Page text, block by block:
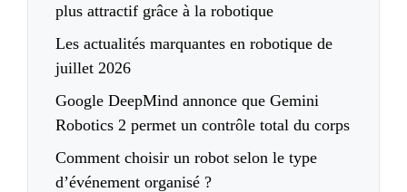
plus attractif grâce à la robotique
Les actualités marquantes en robotique de
juillet 2026
Google DeepMind annonce que Gemini
Robotics 2 permet un contrôle total du corps
Comment choisir un robot selon le type
d’événement organisé ?